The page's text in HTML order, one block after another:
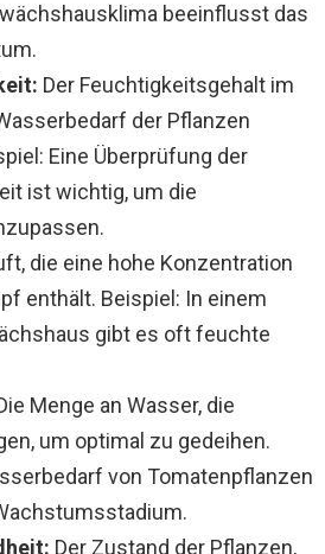
beeinflusst das
Der Feuchtigkeitsgehalt im
der Pflanzen
Eine Überprüfung der
ist wichtig, um die
die eine hohe Konzentration
enthält. Beispiel: In einem
gibt es oft feuchte
Menge an Wasser, die
um optimal zu gedeihen.
von Tomatenpflanzen
Der Zustand der Pflanzen,